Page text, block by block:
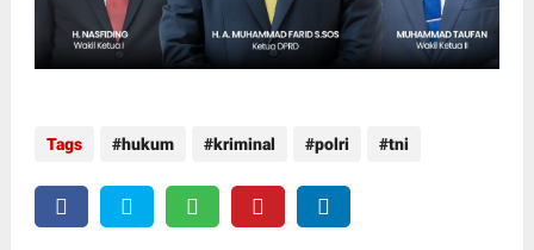
Tags hukum kriminal polri tni